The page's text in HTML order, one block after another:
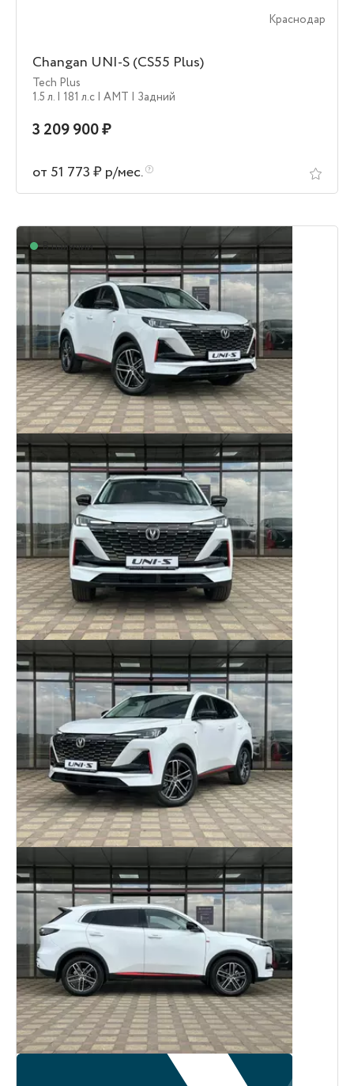
Краснодар
Changan UNI-S (CS55 Plus)
Tech Plus
1.5 л. | 181 л.c | AMT | Задний
3 209 900 ₽
от 51 773 ₽ р/мес.
В наличии